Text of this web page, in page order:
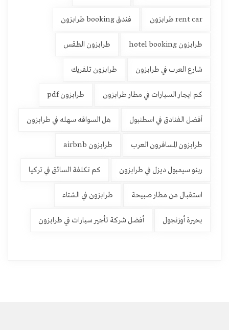
rent car طرابزون فندق booking طرابزون
طرابزون hotel booking طرابزون الطقس
شارع العرب في طرابزون طرابزون تلفريك
كم ايجار السيارات في مطار طرابزون طرابزون pdf
أفضل الفنادق في اسطنبول هل السواقه سهله في طرابزون
طرابزون المسافرون العرب طرابزون airbnb
رينو سيمبول ديزل في طرابزون كم تكلفة السائق في تركيا
استقبال من مطار صبيحة طرابزون في الشتاء
بحيرة أوزنجول أفضل شركة تأجير سيارات في طرابزون